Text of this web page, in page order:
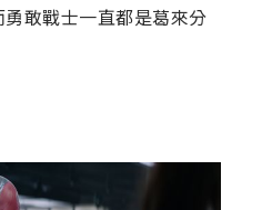
敢戰士一直都是葛來分